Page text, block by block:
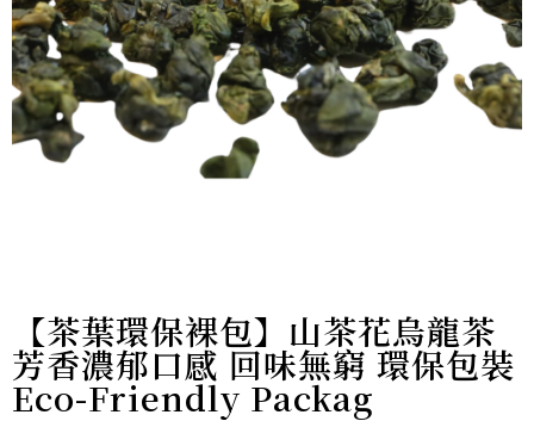
【茶葉環保裸包】山茶花烏龍茶
芳香濃郁口感 回味無窮 環保包裝
Eco-Friendly Packag